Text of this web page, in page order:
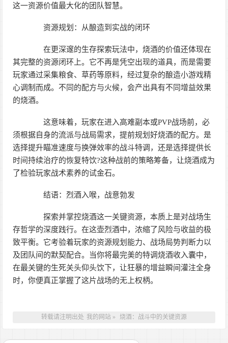
这一资源价值最大化的团队智慧。
资源规划：从酿造到实战的闭环
在更深邃的生存探索玩法中，烧酒的价值还体现在
其完整的资源闭环上。它不再是凭空出现的道具，而是需要
玩家通过采集粮食、草药等原料，经过复杂的酿造小游戏精
心调制而成。不同的配方与火候，会产出具有不同增益效果
的烧酒。
这意味着，玩家在进入高难副本或PVP战场前，必
须根据自身的流派与战局需求，提前规划好烧酒的配方。是
选择提升瞄准速度与换弹效率的战斗特调，还是选择提供长
时间持续治疗的恢复特饮?这种战前的策略筹备，让烧酒成为
了检验玩家战术素养的试金石。
结语：烈酒入喉，战意勃发
探索并掌控烧酒这一关键资源，本质上是对战场生
存哲学的深度践行。在这壶烈酒中，浓缩了风险与收益的极
致平衡。它考验着玩家的资源规划能力、战场局势判断力以
及团队间的默契配合。当你将最完美的特调烧酒收入囊中，
在最关键的生死关头仰头饮下，让狂暴的增益瞬间灌注全身
时，你便真正掌握了这片战场的无上权柄。
转载请注明出处 我的网站 » 烧酒：战斗中的关键资源